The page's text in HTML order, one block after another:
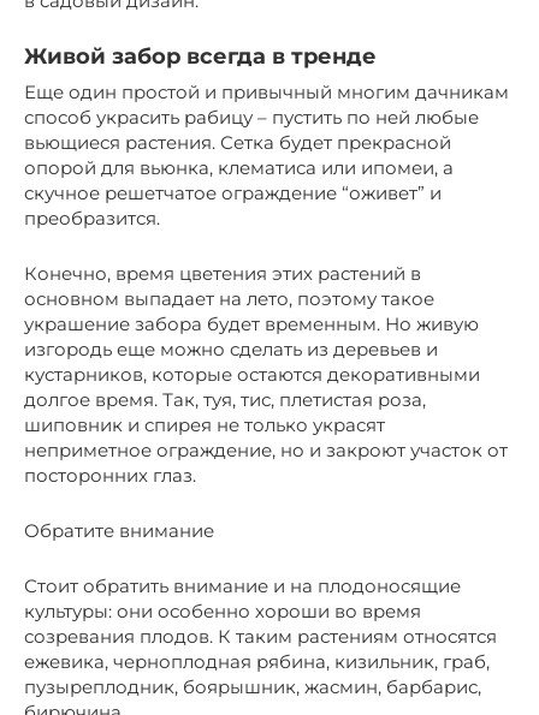
Живой забор всегда в тренде
Еще один простой и привычный многим дачникам
способ украсить рабицу – пустить по ней любые
вьющиеся растения. Сетка будет прекрасной
опорой для вьюнка, клематиса или ипомеи, а
скучное решетчатое ограждение “оживет” и
преобразится.
Конечно, время цветения этих растений в
основном выпадает на лето, поэтому такое
украшение забора будет временным. Но живую
изгородь еще можно сделать из деревьев и
кустарников, которые остаются декоративными
долгое время. Так, туя, тис, плетистая роза,
шиповник и спирея не только украсят
неприметное ограждение, но и закроют участок от
посторонних глаз.
Обратите внимание
Стоит обратить внимание и на плодоносящие
культуры: они особенно хороши во время
созревания плодов. К таким растениям относятся
ежевика, черноплодная рябина, кизильник, граб,
пузыреплодник, боярышник, жасмин, барбарис,